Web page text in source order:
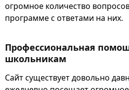
огромное количество
программе с ответами на них.
Профессиональная
школьникам
Сайт существует довольно